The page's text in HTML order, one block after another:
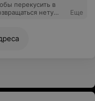
перекусить в
нету
Еще